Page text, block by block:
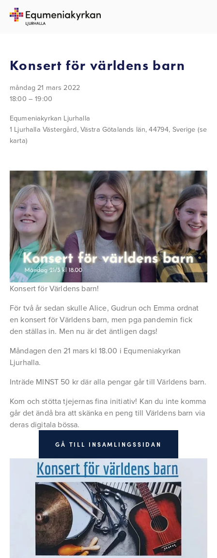
TILLBAKA TILL ALLA EVENEMANG
Konsert för världens barn
måndag 21 mars 2022
18:00
19:00
Equmeniakyrkan Ljurhalla
1 Ljurhalla Västergård Västra Götalands län, 44794 Sverige (se
karta)
Konsert för Världens barn!
För två år sedan skulle Alice, Gudrun och Emma ordnat
en konsert för Världens barn, men pga pandemin fick
den ställas in. Men nu är det äntligen dags!
Måndagen den 21 mars kl 18.00 i Equmeniakyrkan
Ljurhalla.
Inträde MINST 50 kr där alla pengar går till Världens barn.
Kom och stötta tjejernas fina initiativ! Kan du inte komma
går det ändå bra att skänka en peng till Världens barn via
deras digitala bössa.
GÅ TILL INSAMLINGSSIDAN